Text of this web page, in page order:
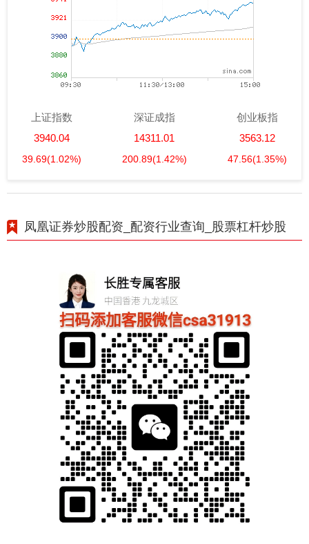
上证指数
3940.04
39.69(1.02%)
深证成指
14311.01
200.89(1.42%)
创业板指
3563.12
47.56(1.35%)
凤凰证券炒股配资_配资行业查询_股票杠杆炒股